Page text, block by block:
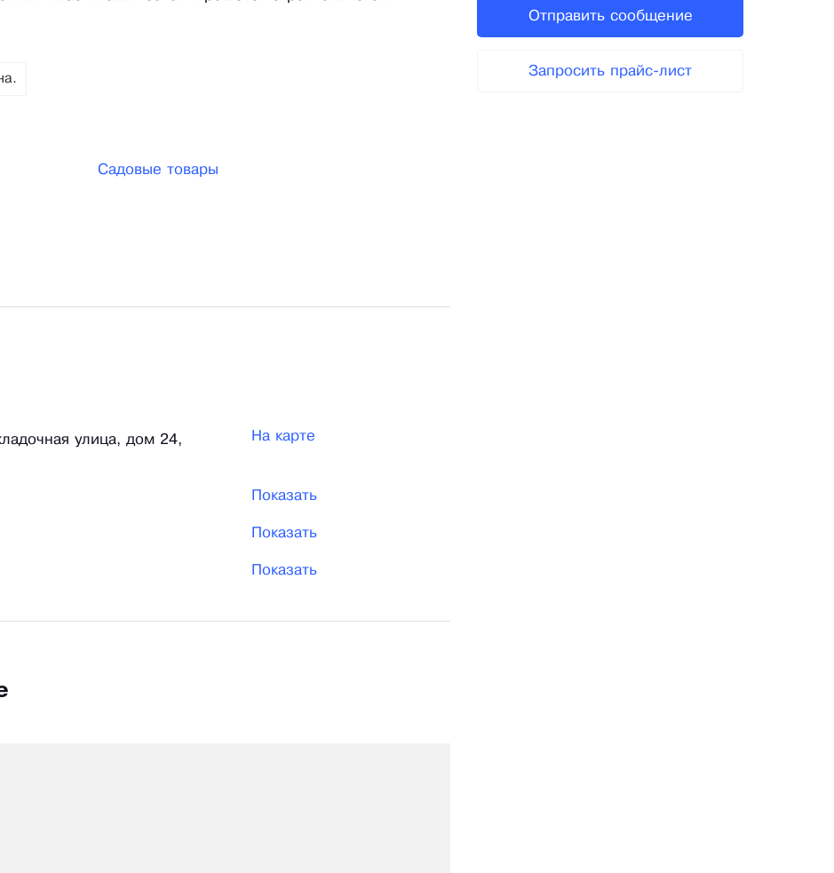
Садовые товары
улица, дом 24,
На карте
Показать
Показать
Показать
Отправить сообщение
Запросить прайс-лист